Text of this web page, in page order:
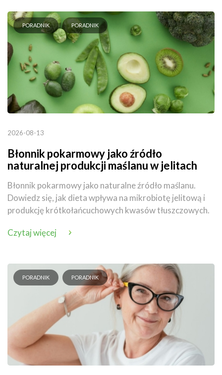
PORADNIK PORADNIK
2026-08-13
Błonnik pokarmowy jako źródło
naturalnej produkcji maślanu w jelitach
Błonnik pokarmowy jako naturalne źródło maślanu.
Dowiedz się, jak dieta wpływa na mikrobiotę jelitową i
produkcję krótkołańcuchowych kwasów tłuszczowych.
Czytaj więcej
PORADNIK PORADNIK